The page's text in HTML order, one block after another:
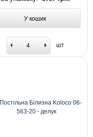
У кошик
шт